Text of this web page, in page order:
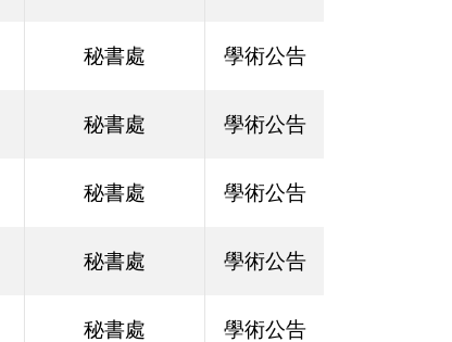
秘書處 學術公告
秘書處 學術公告
秘書處 學術公告
秘書處 學術公告
秘書處 學術公告